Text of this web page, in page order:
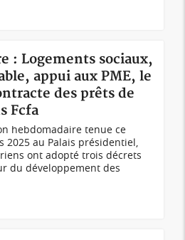
: Logements sociaux,
appui aux PME, le
des prêts de
Fcfa
hebdomadaire tenue ce
2025 au Palais présidentiel,
ont adopté trois décrets
du développement des